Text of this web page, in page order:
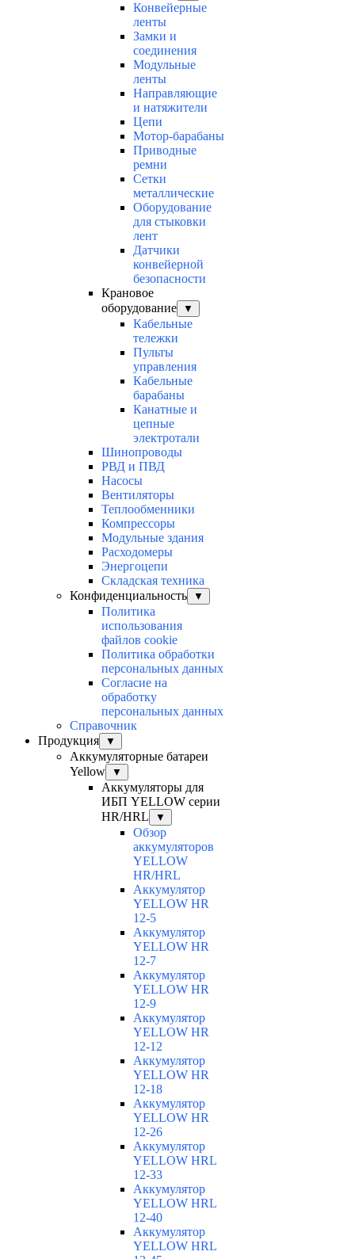
Конвейерные
ленты
Замки и
соединения
Модульные
ленты
Направляющие
и натяжители
Цепи
Мотор-барабаны
Приводные
ремни
Сетки
металлические
Оборудование
для стыковки
лент
Датчики
конвейерной
безопасности
Крановое
оборудование
▼
Кабельные
тележки
Пульты
управления
Кабельные
барабаны
Канатные и
цепные
электротали
Шинопроводы
РВД и ПВД
Насосы
Вентиляторы
Теплообменники
Компрессоры
Модульные здания
Расходомеры
Энергоцепи
Складская техника
Конфиденциальность
▼
Политика
использования
файлов cookie
Политика обработки
персональных данных
Согласие на
обработку
персональных данных
Справочник
Продукция
▼
Аккумуляторные батареи
Yellow
▼
Аккумуляторы для
ИБП YELLOW серии
HR/HRL
▼
Обзор
аккумуляторов
YELLOW
HR/HRL
Аккумулятор
YELLOW HR
12-5
Аккумулятор
YELLOW HR
12-7
Аккумулятор
YELLOW HR
12-9
Аккумулятор
YELLOW HR
12-12
Аккумулятор
YELLOW HR
12-18
Аккумулятор
YELLOW HR
12-26
Аккумулятор
YELLOW HRL
12-33
Аккумулятор
YELLOW HRL
12-40
Аккумулятор
YELLOW HRL